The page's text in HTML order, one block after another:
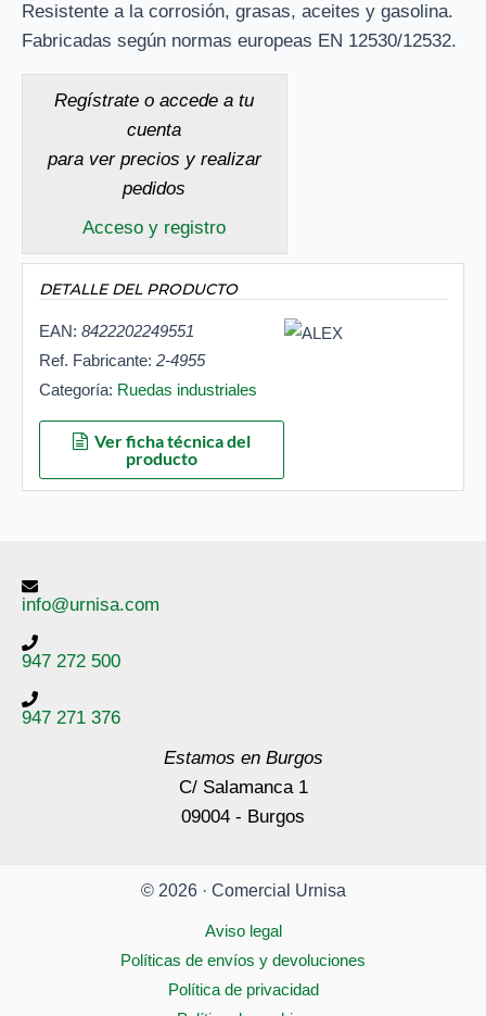
Resistente a la corrosión, grasas, aceites y gasolina.
Fabricadas según normas europeas EN 12530/12532.
Regístrate o accede a tu
cuenta
para ver precios y realizar
pedidos
Acceso y registro
DETALLE DEL PRODUCTO
EAN: 8422202249551
Ref. Fabricante: 2-4955
Categoría: Ruedas industriales
Ver ficha técnica del
producto
info@urnisa.com
947 272 500
947 271 376
Estamos en Burgos
C/ Salamanca 1
09004 - Burgos
© 2026 · Comercial Urnisa
Aviso legal
Políticas de envíos y devoluciones
Política de privacidad